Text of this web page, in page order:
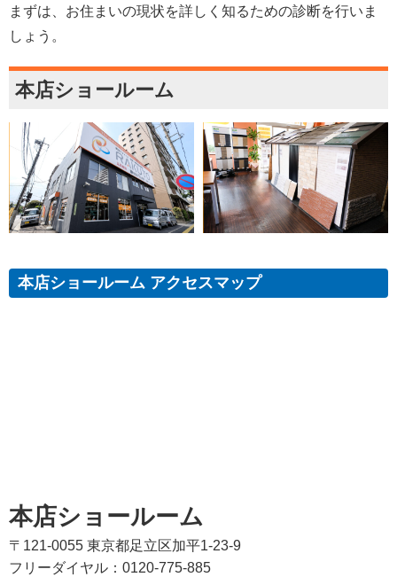
まずは、お住まいの現状を詳しく知るための診断を行いま
しょう。
本店ショールーム
本店ショールーム アクセスマップ
本店ショールーム
〒121-0055 東京都足立区加平1-23-9
フリーダイヤル：0120-775-885